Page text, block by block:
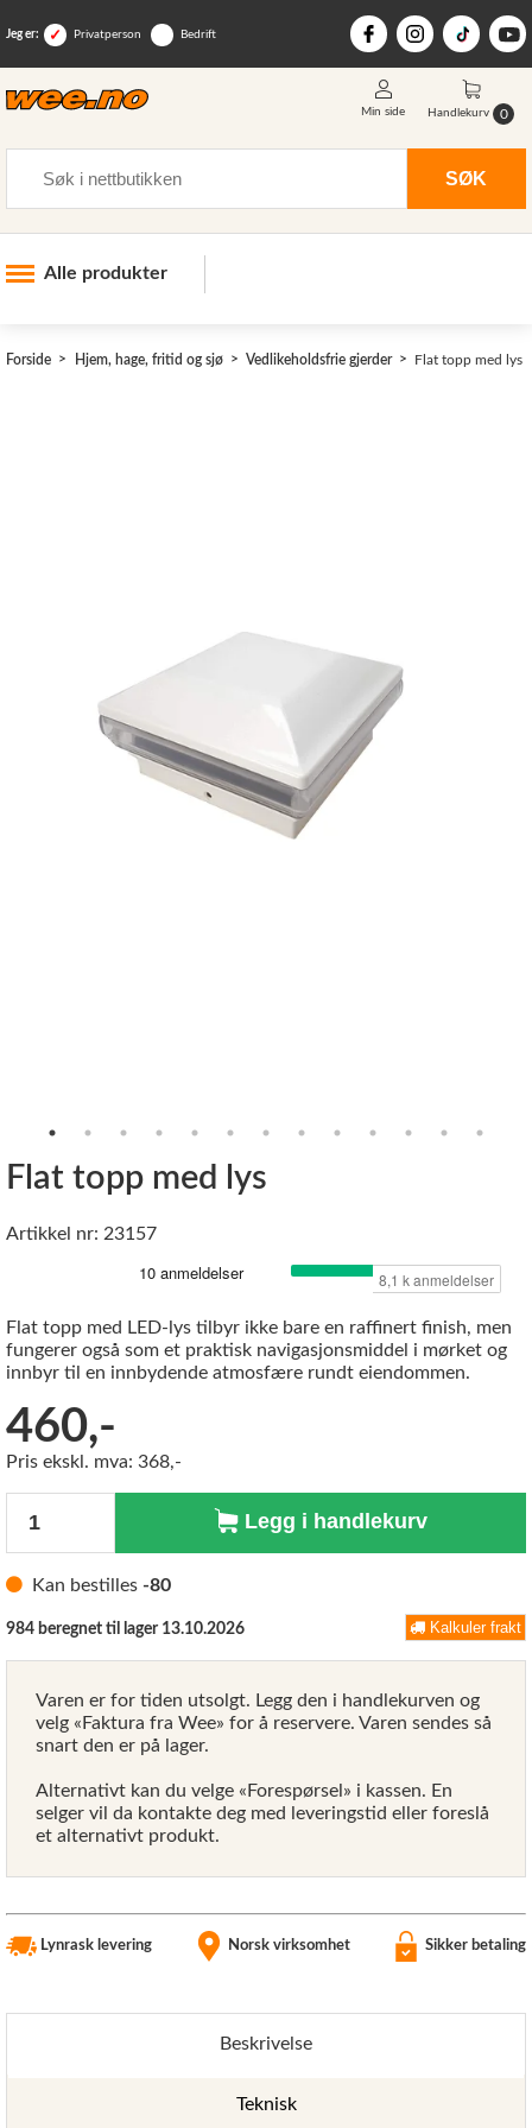
Jeg er: Privatperson Bedrift
SØK
Min side Handlekurv 0
Alle produkter
Kundeservice
Forside Hjem, hage, fritid og sjø Vedlikeholdsfrie gjerder Flat topp med lys
Flat topp med lys
Artikkel nr: 23157
Flat topp med LED-lys tilbyr ikke bare en raffinert finish, men
fungerer også som et praktisk navigasjonsmiddel i mørket og
innbyr til en innbydende atmosfære rundt eiendommen.
460,-
Pris ekskl. mva: 368,-
Antall
Legg i handlekurv
Kan bestilles -80
984 beregnet til lager 13.10.2026 Kalkuler frakt
Varen er for tiden utsolgt. Legg den i handlekurven og
velg «Faktura fra Wee» for å reservere. Varen sendes så
snart den er på lager.
Alternativt kan du velge «Forespørsel» i kassen. En
selger vil da kontakte deg med leveringstid eller foreslå
et alternativt produkt.
Lynrask levering Norsk virksomhet Sikker betaling
Beskrivelse
Teknisk